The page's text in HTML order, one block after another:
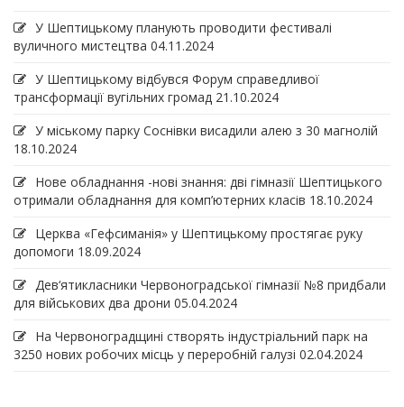
У Шептицькому планують проводити фестивалі
вуличного мистецтва 04.11.2024
У Шептицькому відбувся Форум справедливої
трансформації вугільних громад 21.10.2024
У міському парку Соснівки висадили алею з 30 магнолій
18.10.2024
Нове обладнання -нові знання: дві гімназії Шептицького
отримали обладнання для комп’ютерних класів 18.10.2024
Церква «Гефсиманія» у Шептицькому простягає руку
допомоги 18.09.2024
Дев‘ятикласники Червоноградської гімназії №8 придбали
для військових два дрони 05.04.2024
На Червоноградщині створять індустріальний парк на
3250 нових робочих місць у переробній галузі 02.04.2024